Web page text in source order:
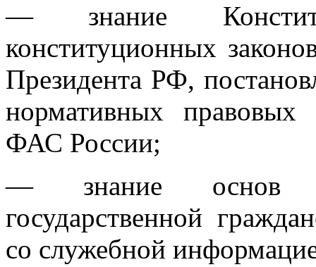
— знание
конституционных
Президента РФ,
нормативных
ФАС России;
— знание основ
государственной
со служебной